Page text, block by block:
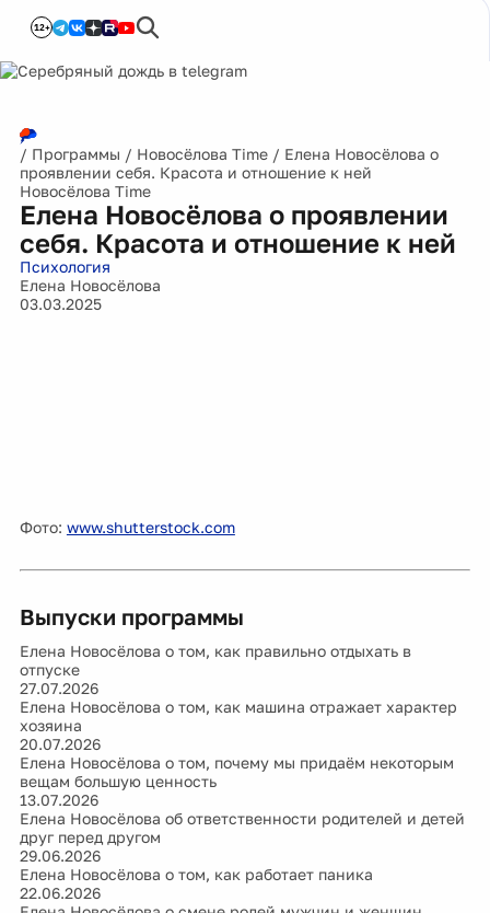
12+
/ Программы / Новосёлова Time / Елена Новосёлова о
проявлении себя. Красота и отношение к ней
Новосёлова Time
Елена Новосёлова о проявлении
себя. Красота и отношение к ней
Психология
Елена Новосёлова
03.03.2025
Фото: www.shutterstock.com
Выпуски программы
Елена Новосёлова о том, как правильно отдыхать в
отпуске
27.07.2026
Елена Новосёлова о том, как машина отражает характер
хозяина
20.07.2026
Елена Новосёлова о том, почему мы придаём некоторым
вещам большую ценность
13.07.2026
Елена Новосёлова об ответственности родителей и детей
друг перед другом
29.06.2026
Елена Новосёлова о том, как работает паника
22.06.2026